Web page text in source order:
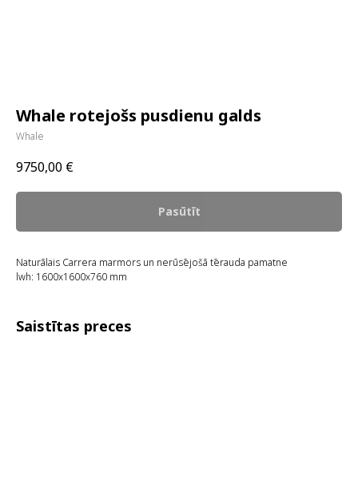
Whale rotejošs pusdienu galds
Whale
9750,00 €
Pasūtīt
Naturālais Carrera marmors un nerūsējošā tērauda pamatne
lwh: 1600x1600x760 mm
Saistītas preces